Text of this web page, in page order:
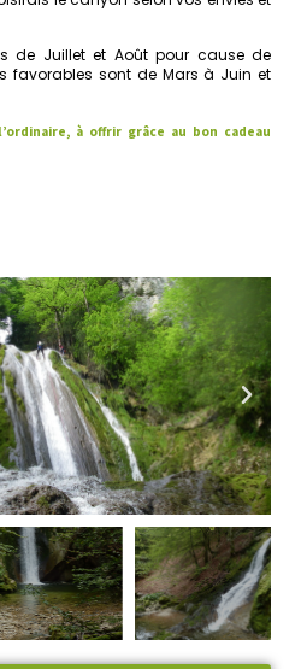
de Juillet et Août pour cause de
favorables sont de Mars à Juin et
à offrir grâce au bon cadeau